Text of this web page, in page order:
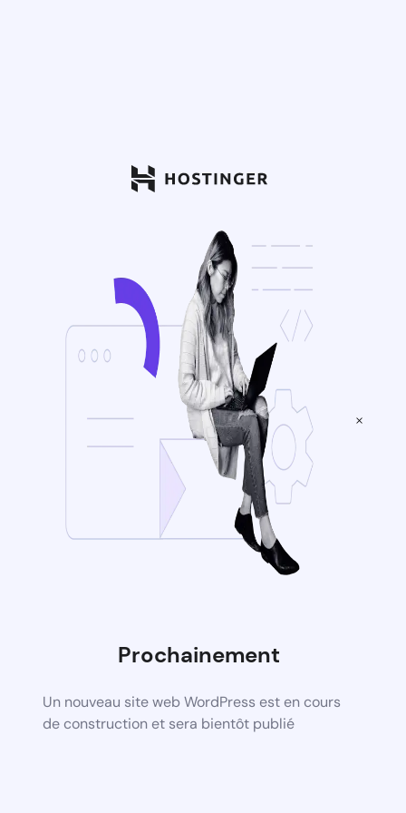
Prochainement
Un nouveau site web WordPress est en cours
de construction et sera bientôt publié
×